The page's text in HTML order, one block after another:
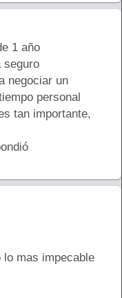
1 año
seguro
negociar un
personal
tan importante,
lo mas impecable